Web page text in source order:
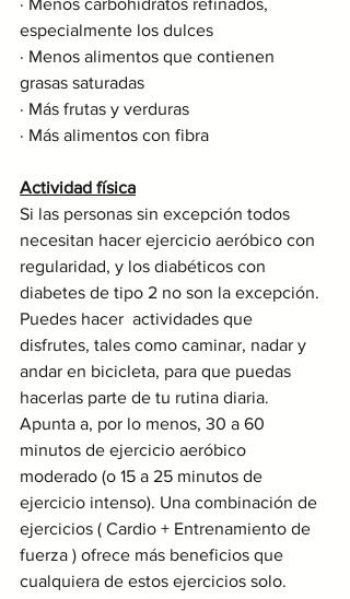
especialmente los dulces
· Menos alimentos que contienen
grasas saturadas
· Más frutas y verduras
· Más alimentos con fibra
Actividad física
Si las personas sin excepción todos
necesitan hacer ejercicio aeróbico con
regularidad, y los diabéticos con
diabetes de tipo 2 no son la excepción.
Puedes hacer  actividades que
disfrutes, tales como caminar, nadar y
andar en bicicleta, para que puedas
hacerlas parte de tu rutina diaria.
Apunta a, por lo menos, 30 a 60
minutos de ejercicio aeróbico
moderado (o 15 a 25 minutos de
ejercicio intenso). Una combinación de
ejercicios ( Cardio + Entrenamiento de
fuerza ) ofrece más beneficios que
cualquiera de estos ejercicios solo.